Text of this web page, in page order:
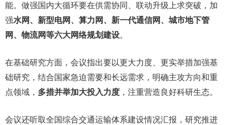
能。做强国内大循环要在供需协同、联动升级上求突破，加
强水网、新型电网、算力网、新一代通信网、城市地下管
网、物流网等六大网络规划建设。
在基础研究方面，会议指出要以更大力度、更实举措加强基
础研究，结合国家急迫需要和长远需求，明确主攻方向和重
点领域， 多措并举加大投入力度 ，注重营造良好科研生态。
会议还听取全国综合交通运输体系建设情况汇报，研究推进